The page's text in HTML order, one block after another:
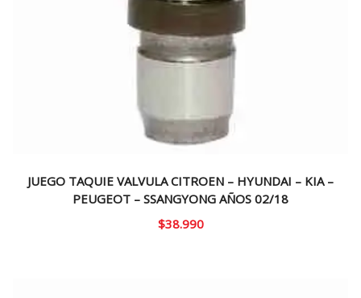
JUEGO TAQUIE VALVULA CITROEN – HYUNDAI – KIA –
PEUGEOT – SSANGYONG AÑOS 02/18
$38.990